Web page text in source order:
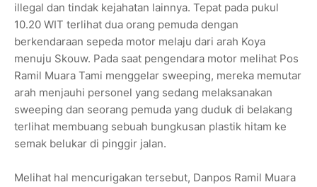
illegal dan tindak kejahatan lainnya. Tepat pada pukul
10.20 WIT terlihat dua orang pemuda dengan
berkendaraan sepeda motor melaju dari arah Koya
menuju Skouw. Pada saat pengendara motor melihat Pos
Ramil Muara Tami menggelar sweeping, mereka memutar
arah menjauhi personel yang sedang melaksanakan
sweeping dan seorang pemuda yang duduk di belakang
terlihat membuang sebuah bungkusan plastik hitam ke
semak belukar di pinggir jalan.
Melihat hal mencurigakan tersebut, Danpos Ramil Muara